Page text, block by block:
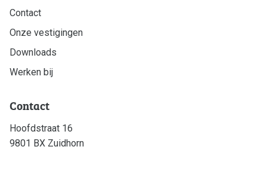
Contact
Onze vestigingen
Downloads
Werken bij
Contact
Hoofdstraat 16
9801 BX Zuidhorn